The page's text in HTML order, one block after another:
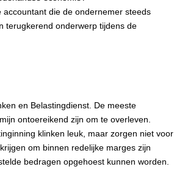
die de ondernemer steeds
terugkerend onderwerp tijdens de
en Belastingdienst. De meeste
ontoereikend zijn om te overleven.
klinken leuk, maar zorgen niet voor
om binnen redelijke marges zijn
bedragen opgehoest kunnen worden.